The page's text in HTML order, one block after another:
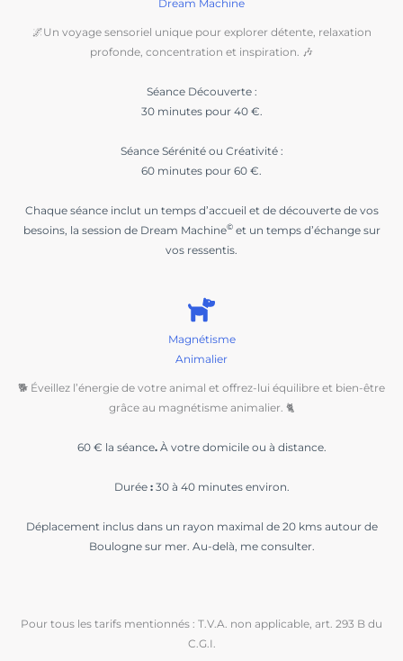
Dream Machine
🌌Un voyage sensoriel unique pour explorer détente, relaxation
profonde, concentration et inspiration. 🎶
Séance Découverte :
30 minutes pour 40 €.
Séance Sérénité ou Créativité :
60 minutes pour 60 €.
Chaque séance inclut un temps d’accueil et de découverte de vos
besoins, la session de Dream Machine©et un temps d’échange sur
vos ressentis.
Magnétisme
Animalier
🐕 Éveillez l’énergie de votre animal et offrez-lui équilibre et bien-être
grâce au magnétisme animalier. 🐈
60 € la séance.À votre domicile ou à distance.
Durée :30 à 40 minutes environ.
Déplacement inclus dans un rayon maximal de 20 kms autour de
Boulogne sur mer. Au-delà, me consulter.
Pour tous les tarifs mentionnés : T.V.A. non applicable, art. 293 B du
C.G.I.